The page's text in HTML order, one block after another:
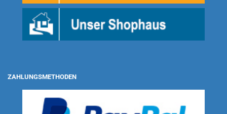
ZAHLUNGSMETHODEN